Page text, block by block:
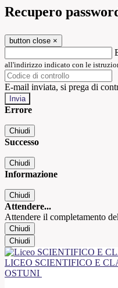
Recupero
button close ×
all'indirizzo indicato con le
E-mail inviata, si prega di
Errore
Chiudi
Successo
Chiudi
Informazione
Chiudi
Attendere...
Attendere il completamento
Chiudi
Chiudi
LICEO SCIENTIFICO E
OSTUNI